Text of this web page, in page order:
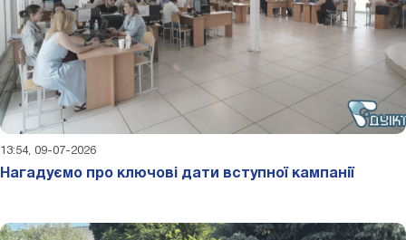
13:54, 09-07-2026
Нагадуємо про ключові дати вступної кампанії